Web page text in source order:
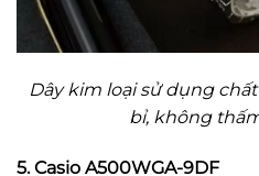
Dây kim loại sử dụng
bỉ, không
5. Casio A500WGA-9DF